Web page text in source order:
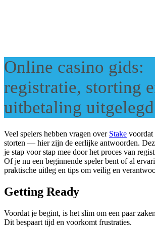
Online casino gids:
registratie, storting
uitbetaling uitgelegd
Veel spelers hebben vragen over Stake voordat
storten — hier zijn de eerlijke antwoorden.
je stap voor stap mee door het proces van
Of je nu een beginnende speler bent of al
praktische uitleg en tips om veilig en
Getting Ready
Voordat je begint, is het slim om een paar
Dit bespaart tijd en voorkomt frustraties.